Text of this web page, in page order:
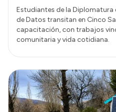
Estudiantes de la Diplomatura
de Datos transitan en Cinco
capacitación, con trabajos
comunitaria y vida cotidiana.